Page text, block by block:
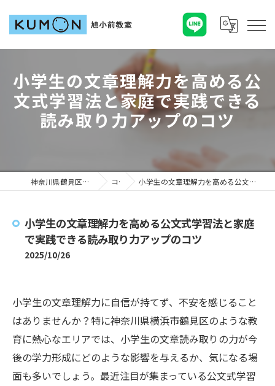
小学生の文章理解力を高める公
文式学習法と家庭で実践できる
読み取り力アップのコツ
神奈川県鶴見区の塾ならKUMON旭小前教室 コラム 小学生の文章理解力を高める公文式学習法と家庭で実践できる読み取り力アップのコツ
小学生の文章理解力を高める公文式学習法と家庭
で実践できる読み取り力アップのコツ
2025/10/26
小学生の文章理解力に自信が持てず、不安を感じること
はありませんか？特に神奈川県横浜市鶴見区のような教
育に熱心なエリアでは、小学生の文章読み取りの力が今
後の学力形成にどのような影響を与えるか、気になる場
面も多いでしょう。最近注目が集まっている公文式学習